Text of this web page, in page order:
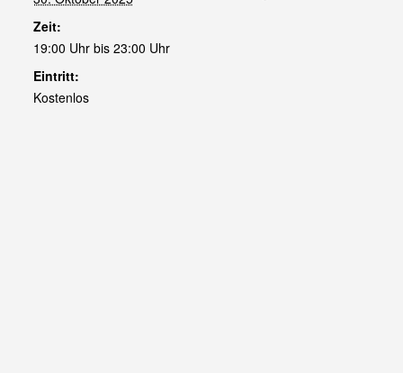
Zeit:
19:00 Uhr bis 23:00 Uhr
Eintritt:
Kostenlos